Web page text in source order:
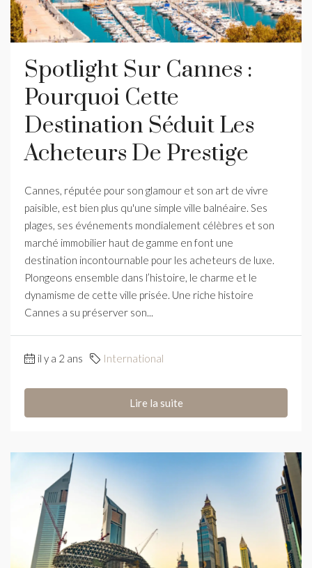
Spotlight Sur Cannes :
Pourquoi Cette
Destination Séduit Les
Acheteurs De Prestige
Cannes, réputée pour son glamour et son art de vivre
paisible, est bien plus qu'une simple ville balnéaire. Ses
plages, ses événements mondialement célèbres et son
marché immobilier haut de gamme en font une
destination incontournable pour les acheteurs de luxe.
Plongeons ensemble dans l’histoire, le charme et le
dynamisme de cette ville prisée. Une riche histoire
Cannes a su préserver son...
il y a 2 ans International
Lire la suite